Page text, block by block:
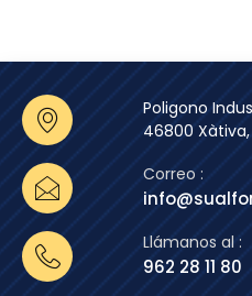
Poligono
46800
Correo :
Llámanos al :
962 28 11 80